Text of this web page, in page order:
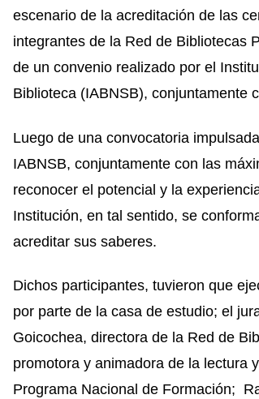
escenario de la acreditación de las
integrantes de la Red de Bibliotecas
de un convenio realizado por el
Biblioteca (IABNSB), conjuntamente
Luego de una convocatoria
IABNSB, conjuntamente con las
reconocer el potencial y la
Institución, en tal sentido, se
acreditar sus saberes.
Dichos participantes, tuvieron que
por parte de la casa de estudio; el
Goicochea, directora de la Red de
promotora y animadora de la lectura
Programa Nacional de Formación;